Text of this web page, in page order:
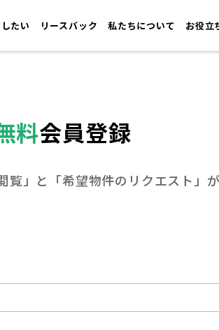
たい リースバック 私たちについて お役立
料会員登録
覧」と 「希望物件のリクエスト」